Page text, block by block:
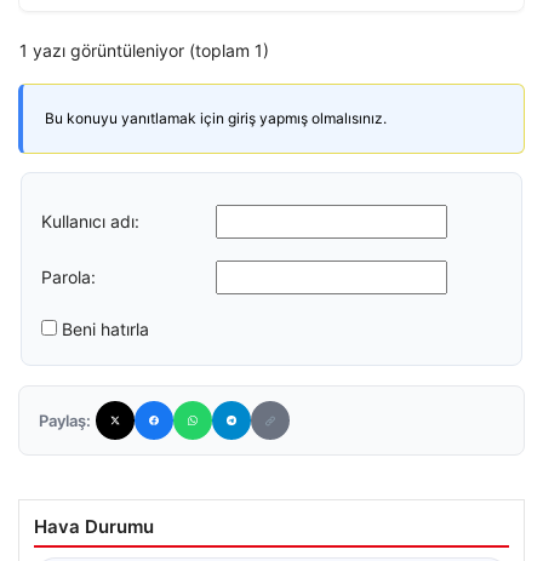
1 yazı görüntüleniyor (toplam 1)
Bu konuyu yanıtlamak için giriş yapmış olmalısınız.
Kullanıcı adı:
Parola:
Beni hatırla
Paylaş:
Hava Durumu